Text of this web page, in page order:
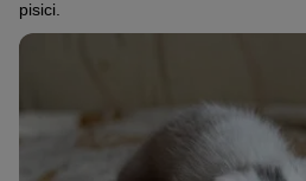
pisici.